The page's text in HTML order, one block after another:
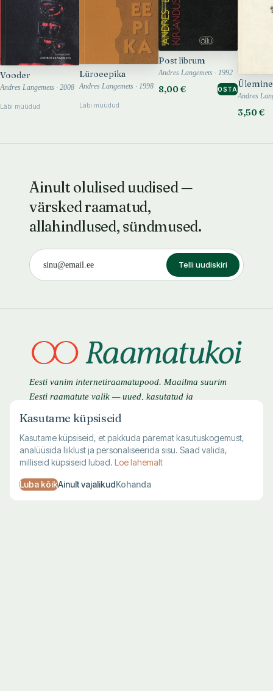
Vooder
Andres Langemets · 2008
Läbi müüdud
Lüroeepika
Andres Langemets · 1998
Läbi müüdud
Post librum
Andres Langemets · 1992
8,00 € OSTA
Andres
3,50 €
Ainult olulised uudised —
värsked raamatud,
allahindlused, sündmused.
Telli uudiskiri
Eesti vanim internetiraamatupood. Maailma suurim
Eesti raamatute valik — uued, kasutatud ja
Kasutame küpsiseid
Kasutame küpsiseid, et pakkuda paremat kasutuskogemust,
analüüsida liiklust ja personaliseerida sisu. Saad valida,
milliseid küpsiseid lubad. Loe lahemalt
Luba kõikAinult vajalikudKohanda